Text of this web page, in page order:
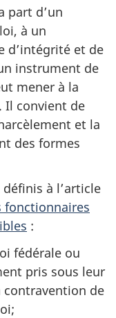
part d’un
à un
d’intégrité et de
instrument de
mener à la
Il convient de
et la
des formes
à l’article
fonctionnaires
:
fédérale ou
pris sous leur
contravention de